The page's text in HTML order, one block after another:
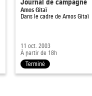
Amos Gitaï
Dans le cadre deAmos Gitaï
11 oct. 2003
À partir de 18h
Terminé